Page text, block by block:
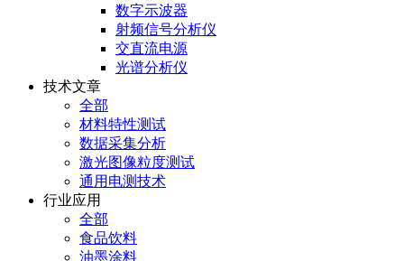
数字示波器
射频信号分析仪
交直流电源
光谱分析仪
技术文章
全部
材料特性测试
数据采集分析
激光图像粒度测试
通用电测技术
行业应用
全部
食品饮料
油墨涂料